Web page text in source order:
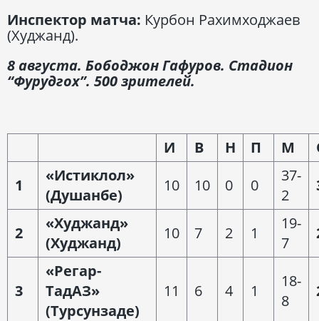
Инспектор матча: Курбон Рахимходжаев
(Худжанд).
8 августа. Бободжон Гафуров. Стадион
“Фурудгох”. 500 зрителей.
И В Н П М
1
«Истиклол»
(Душанбе)
10 10 0 0
37-
2
2
«Худжанд»
(Худжанд)
10 7 2 1
19-
7
3
«Регар-
ТадАЗ»
(Турсунзаде)
11 6 4 1
18-
8